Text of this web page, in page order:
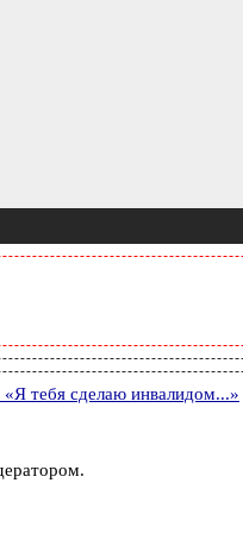
тебя сделаю инвалидом...»